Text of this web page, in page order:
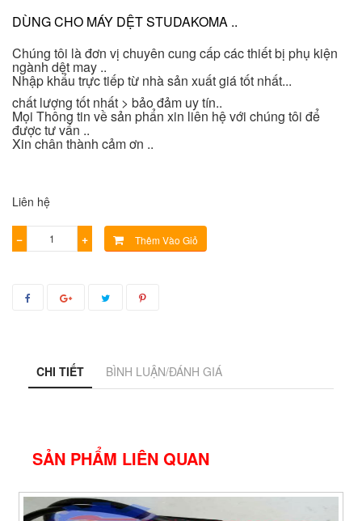
DÙNG CHO MÁY DỆT STUDAKOMA ..
Chúng tôi là đơn vị chuyên cung cấp các thiết bị phụ kiện
ngành dệt may ..
Nhập khẩu trực tiếp từ nhà sản xuất giá tốt nhất...
chất lượng tốt nhất > bảo đảm uy tín..
Mọi Thông tin về sản phẩn xin liên hệ với chúng tôi để
được tư vấn ..
Xin chân thành cảm ơn ..
Liên hệ
− + Thêm Vào Giỏ
CHI TIẾT BÌNH LUẬN/ĐÁNH GIÁ
SẢN PHẨM LIÊN QUAN